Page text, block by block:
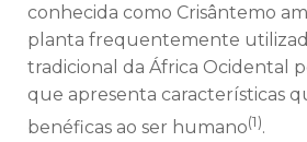
conhecida como Crisântemo
planta frequentemente
tradicional da África Ocidental
que apresenta características
benéficas ao ser humano(1).